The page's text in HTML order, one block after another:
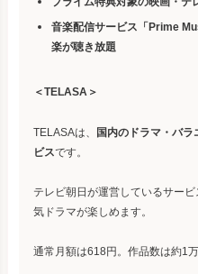
音楽配信サービス「Prime
楽が聴き放題
＜TELASA＞
TELASAは、 国内のドラマ・バ
ビスです。
テレビ朝日が運営しているサー
気ドラマが楽しめます。
通常月額は618円。作品数は約1万